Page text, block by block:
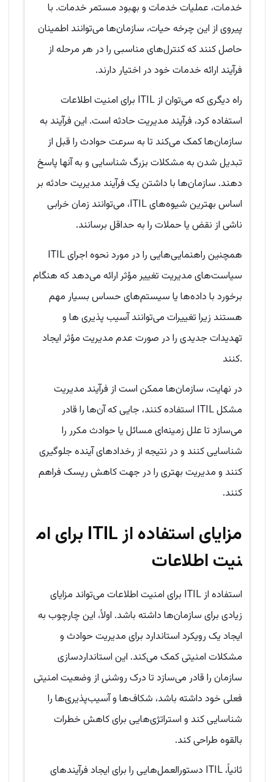
خدمات، عملیات خدمات و بهبود مستمر خدمات. با
پیروی از این چرخه حیات، سازمان‌ها می‌توانند اطمینان
حاصل کنند که کنترل‌های مناسبی را در هر مرحله از
فرآیند ارائه خدمات خود در اختیار دارند.
راه دیگری که می‌توان از ITIL برای امنیت اطلاعات
استفاده کرد، فرآیند مدیریت حادثه است. این فرآیند به
سازمان‌ها کمک می‌کند تا به سرعت حوادث را قبل از
تبدیل شدن به مشکلات بزرگ شناسایی و به آنها پاسخ
دهند. سازمان‌ها با داشتن یک فرآیند مدیریت حادثه بر
اساس بهترین شیوه‌های ITIL، می‌توانند زمان خرابی
ناشی از نقض یا حملات را به حداقل برسانند.
ITIL همچنین راهنمایی‌هایی را در مورد نحوه اجرای
سیاست‌های مدیریت تغییر مؤثر ارائه می‌دهد که هنگام
برخورد با داده‌ها یا سیستم‌های حساس بسیار مهم
هستند زیرا تغییرات می‌توانند آسیب پذیری ها و
تهدیدات جدیدی را در صورت عدم مدیریت مؤثر ایجاد
کنند.
در نهایت، سازمان‌ها ممکن است از فرآیند مدیریت
مشکل ITIL استفاده کنند، جایی که آن‌ها را قادر
می‌سازد تا علل زمینه‌ای مسائل یا حوادث مکرر را
شناسایی کنند و در نتیجه از رخدادهای آینده جلوگیری
کنند و مدیریت بهتری را در جهت کاهش ریسک فراهم
کنند.
مزایای استفاده ازITIL برای ام
نیت اطلاعات
استفاده از ITIL برای امنیت اطلاعات می‌تواند مزایای
زیادی برای سازمان‌ها داشته باشد. اولاً، این چارچوب به
ایجاد یک رویکرد استاندارد برای مدیریت حوادث و
مشکلات امنیتی کمک می‌کند. این استانداردسازی
سازمان را قادر می‌سازد تا درک روشنی از وضعیت امنیتی
فعلی خود داشته باشد، شکاف‌ها و آسیب‌پذیری‌ها را
شناسایی کند و استراتژی‌هایی برای کاهش خطرات
بالقوه طراحی کند.
ثانیاً، ITIL دستورالعمل‌هایی را برای ایجاد فرآیندهای